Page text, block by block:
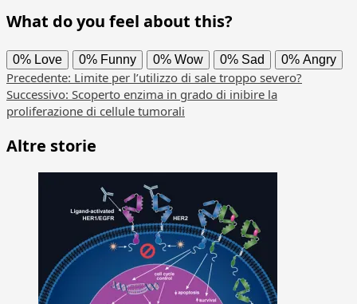
What do you feel about this?
0% Love 0% Funny 0% Wow 0% Sad 0% Angry
Navigazione
articolo
Precedente: Limite per l’utilizzo di sale troppo severo?
Successivo: Scoperto enzima in grado di inibire la
proliferazione di cellule tumorali
Altre storie